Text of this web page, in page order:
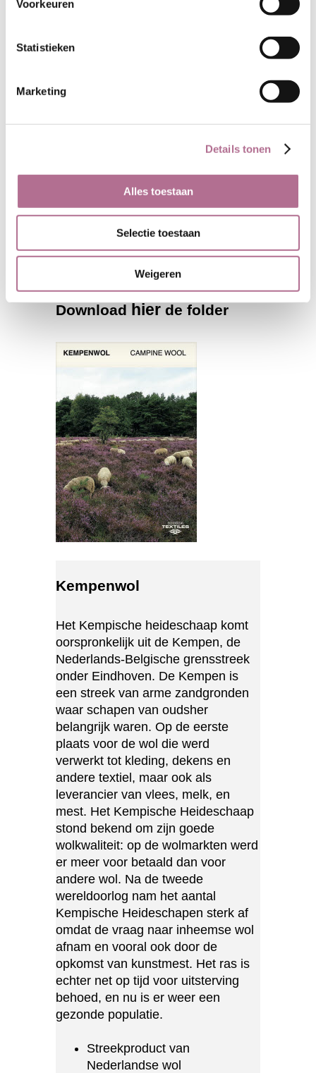
Voorkeuren
Statistieken
Marketing
Details tonen
Alles toestaan
Selectie toestaan
Weigeren
Download hier de folder
Kempenwol
Het Kempische heideschaap komt
oorspronkelijk uit de Kempen, de
Nederlands-Belgische grensstreek
onder Eindhoven. De Kempen is
een streek van arme zandgronden
waar schapen van oudsher
belangrijk waren. Op de eerste
plaats voor de wol die werd
verwerkt tot kleding, dekens en
andere textiel, maar ook als
leverancier van vlees, melk, en
mest. Het Kempische Heideschaap
stond bekend om zijn goede
wolkwaliteit: op de wolmarkten werd
er meer voor betaald dan voor
andere wol. Na de tweede
wereldoorlog nam het aantal
Kempische Heideschapen sterk af
omdat de vraag naar inheemse wol
afnam en vooral ook door de
opkomst van kunstmest. Het ras is
echter net op tijd voor uitsterving
behoed, en nu is er weer een
gezonde populatie.
Streekproduct van
Nederlandse wol